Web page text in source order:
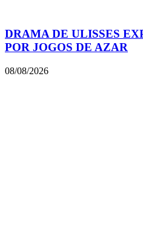
DRAMA DE ULISSES
POR JOGOS DE AZAR
08/08/2026